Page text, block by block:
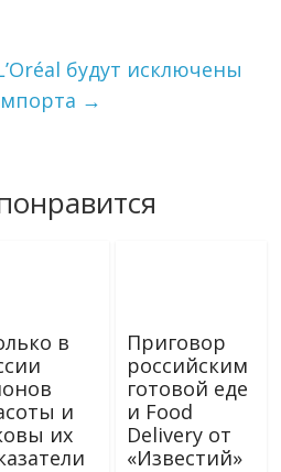
будут исключены
→
в
и
их
Приговор
российским
готовой еде
и Food
Delivery от
«Известий»